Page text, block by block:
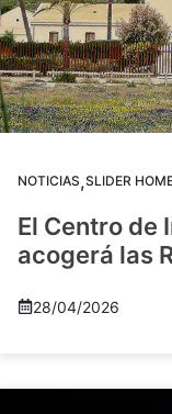
NOTICIAS,SLIDER
El Centro de
acogerá las
28/04/2026